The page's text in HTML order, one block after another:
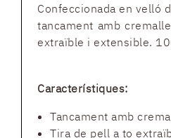
Confeccionada en velló
tancament amb
extraïble i extensible.
Característiques:
Tancament amb
Tira de pell a to